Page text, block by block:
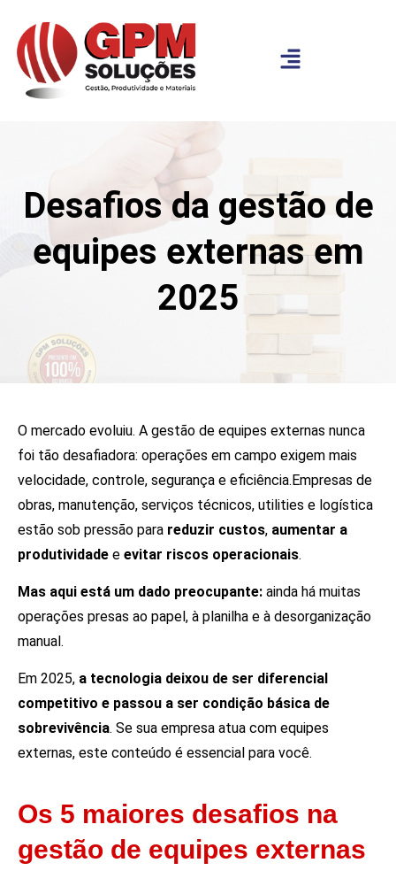
Desafios da gestão de
equipes externas em
2025
O mercado evoluiu. A gestão de equipes externas nunca
foi tão desafiadora: operações em campo exigem mais
velocidade, controle, segurança e eficiência.Empresas de
obras, manutenção, serviços técnicos, utilities e logística
estão sob pressão para reduzir custos, aumentar a
produtividade e evitar riscos operacionais.
Mas aqui está um dado preocupante: ainda há muitas
operações presas ao papel, à planilha e à desorganização
manual.
Em 2025, a tecnologia deixou de ser diferencial
competitivo e passou a ser condição básica de
sobrevivência. Se sua empresa atua com equipes
externas, este conteúdo é essencial para você.
Os 5 maiores desafios na
gestão de equipes externas